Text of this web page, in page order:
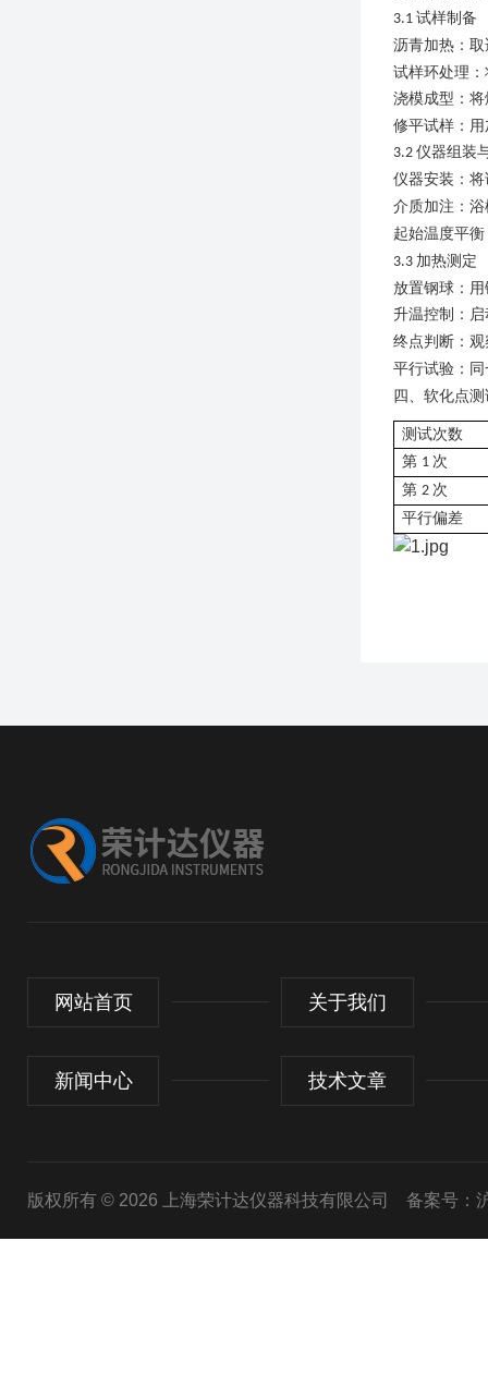
3.1 试样制备
沥青加热：
试样环处理
浇模成型：
修平试样：
3.2 仪器组装
仪器安装：
介质加注：
起始温度平
3.3 加热测定
放置钢球：
升温控制：
终点判断：
平行试验：
四、 软化点
测试次数
第 1 次
第 2 次
平行偏差
网站首页 关于我们
新闻中心 技术文章
版权所有 © 2026 上海荣计达仪器科技有限公司 备案号：